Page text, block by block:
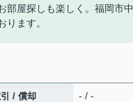
屋探しも楽しく。福岡市
ます。
/ 償却 - / -